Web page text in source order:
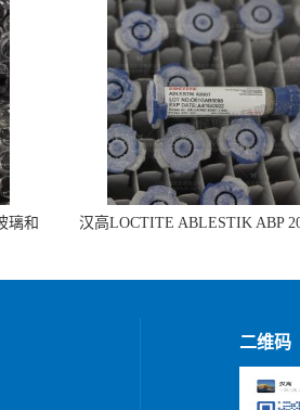
璃和
汉高LOCTITE ABLESTIK ABP
二维码